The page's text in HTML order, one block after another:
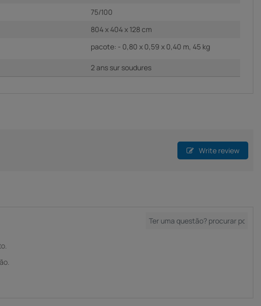
75/100
804 x 404 x 128 cm
pacote: - 0,80 x 0,59 x 0,40 m, 45 kg
2 ans sur soudures
Write review